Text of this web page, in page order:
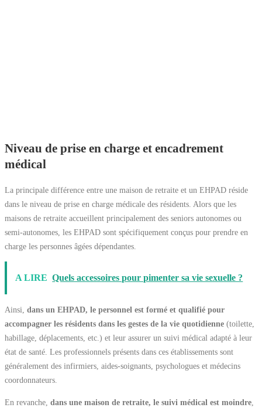
Niveau de prise en charge et encadrement
médical
La principale différence entre une maison de retraite et un EHPAD réside
dans le niveau de prise en charge médicale des résidents. Alors que les
maisons de retraite accueillent principalement des seniors autonomes ou
semi-autonomes, les EHPAD sont spécifiquement conçus pour prendre en
charge les personnes âgées dépendantes.
A LIRE Quels accessoires pour pimenter sa vie sexuelle ?
Ainsi, dans un EHPAD, le personnel est formé et qualifié pour
accompagner les résidents dans les gestes de la vie quotidienne (toilette,
habillage, déplacements, etc.) et leur assurer un suivi médical adapté à leur
état de santé. Les professionnels présents dans ces établissements sont
généralement des infirmiers, aides-soignants, psychologues et médecins
coordonnateurs.
En revanche, dans une maison de retraite, le suivi médical est moindre